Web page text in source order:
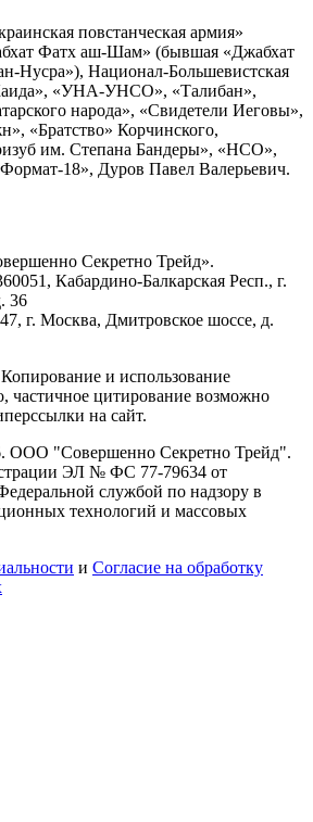
повстанческая армия»
Фатх аш-Шам» (бывшая «Джабхат
Нусра»), Национал-Большевистская
«УНА-УНСО», «Талибан»,
народа», «Свидетели Иеговы»,
«Братство» Корчинского,
им. Степана Бандеры», «НСО»,
18», Дуров Павел Валерьевич.
Секретно Трейд».
Кабардино-Балкарская Респ., г.
36
г. Москва, Дмитровское шоссе, д.
и использование
частичное цитирование возможно
на сайт.
ООО "Совершенно Секретно Трейд".
ЭЛ № ФС 77-79634 от
службой по надзору в
технологий и массовых
и Согласие на обработку